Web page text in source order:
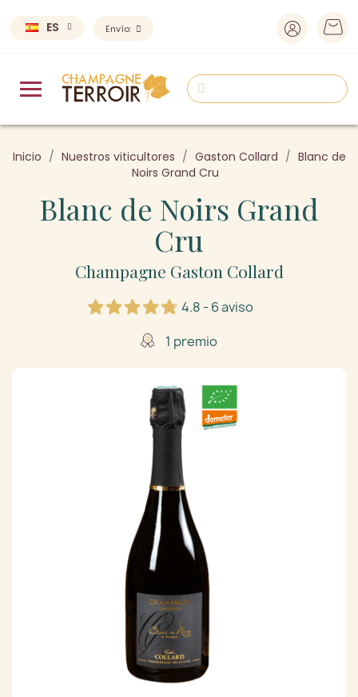
ES Envío:
Inicio Nuestros viticultores Gaston Collard
Blanc de
Noirs Grand Cru
Blanc de Noirs Grand
Cru
Champagne Gaston Collard
4.8 - 6 aviso
1 premio